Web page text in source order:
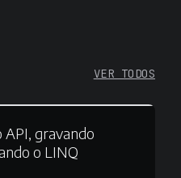
VER TODOS
API, gravando
o LINQ